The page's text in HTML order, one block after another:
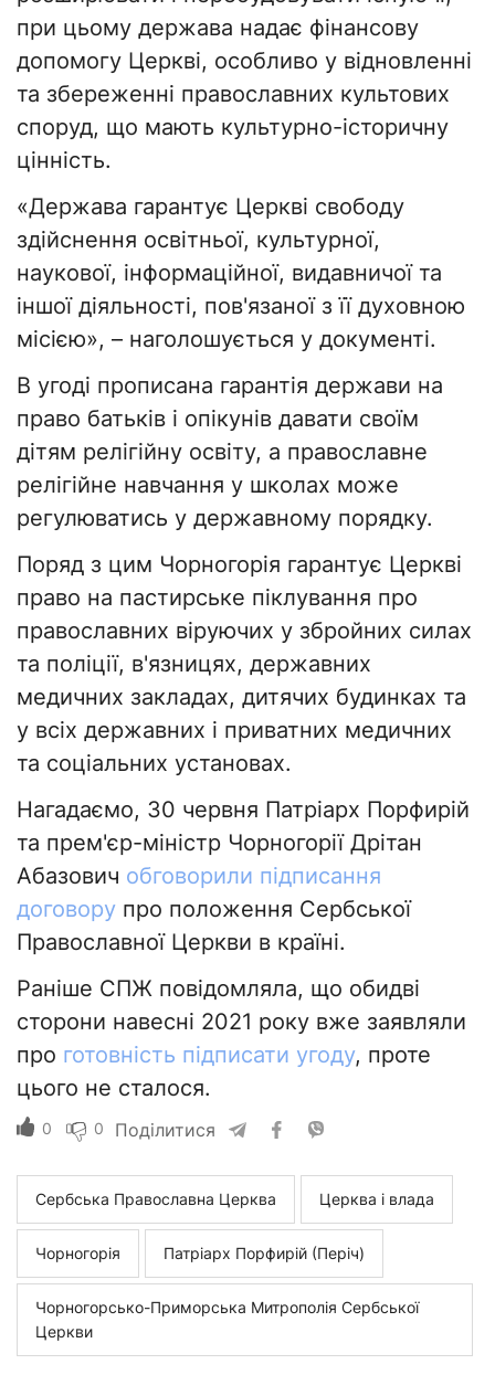
при цьому держава надає фінансову
допомогу Церкві, особливо у відновленні
та збереженні православних культових
споруд, що мають культурно-історичну
цінність.
«Держава гарантує Церкві свободу
здійснення освітньої, культурної,
наукової, інформаційної, видавничої та
іншої діяльності, пов'язаної з її духовною
місією», – наголошується у документі.
В угоді прописана гарантія держави на
право батьків і опікунів давати своїм
дітям релігійну освіту, а православне
релігійне навчання у школах може
регулюватись у державному порядку.
Поряд з цим Чорногорія гарантує Церкві
право на пастирське піклування про
православних віруючих у збройних силах
та поліції, в'язницях, державних
медичних закладах, дитячих будинках та
у всіх державних і приватних медичних
та соціальних установах.
Нагадаємо, 30 червня Патріарх Порфирій
та прем'єр-міністр Чорногорії Дрітан
Абазович обговорили підписання
договору про положення Сербської
Православної Церкви в країні.
Раніше СПЖ повідомляла, що обидві
сторони навесні 2021 року вже заявляли
про готовність підписати угоду, проте
цього не сталося.
0 0 Поділитися
Сербська Православна Церква Церква і влада
Чорногорія Патріарх Порфирій (Періч)
Чорногорсько-Приморська Митрополія Сербської
Церкви